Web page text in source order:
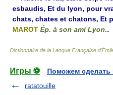
esbaudis, Et du lyon, pour
chats, chates et chatons, Et
MAROT Ép. à son ami Lyon..
Dictionnaire de la Langue Française
Игры ⚽
Поможем сделать
ratatouille